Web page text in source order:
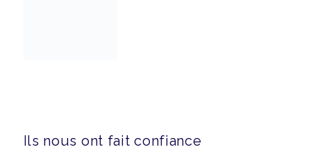
Ils nous ont fait confiance